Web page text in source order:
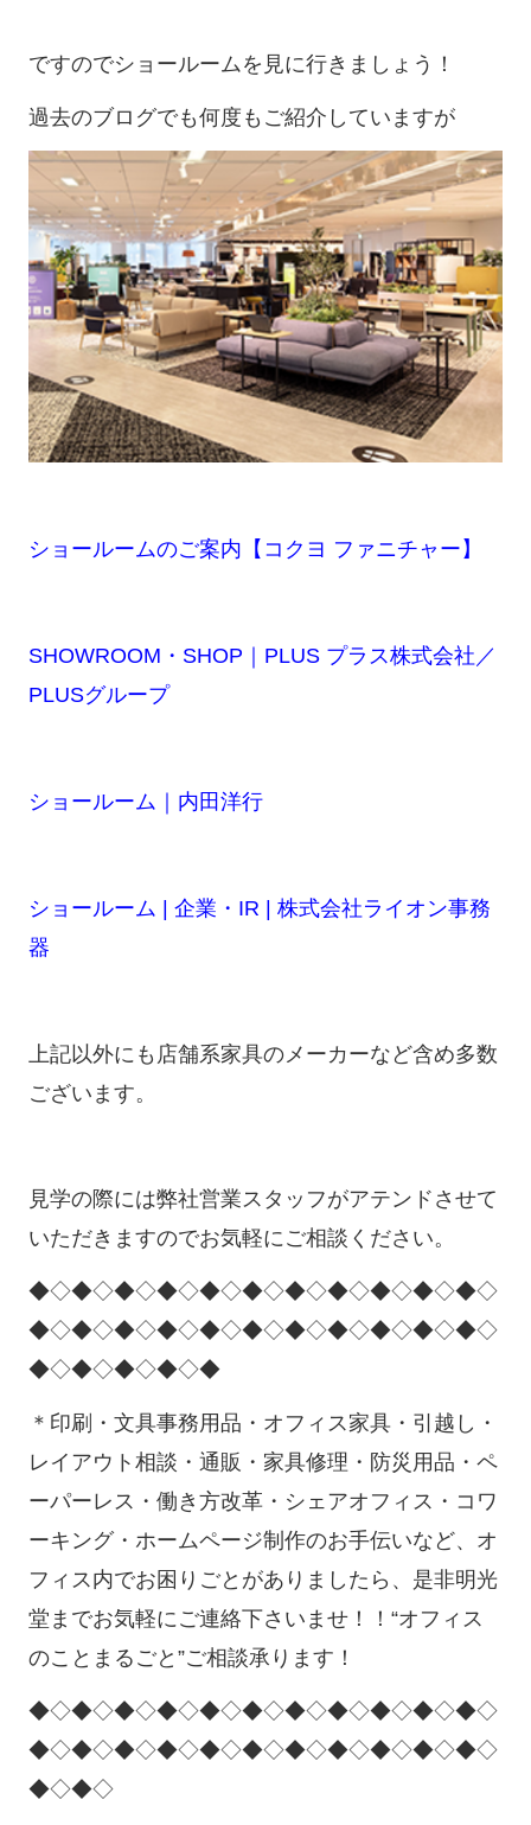
ですのでショールームを見に行きましょう！
過去のブログでも何度もご紹介していますが
ショールームのご案内【コクヨ ファニチャー】
SHOWROOM・SHOP｜PLUS プラス株式会社／
PLUSグループ
ショールーム｜内田洋行
ショールーム | 企業・IR | 株式会社ライオン事務
器
上記以外にも店舗系家具のメーカーなど含め多数
ございます。
見学の際には弊社営業スタッフがアテンドさせて
いただきますのでお気軽にご相談ください。
◆◇◆◇◆◇◆◇◆◇◆◇◆◇◆◇◆◇◆◇◆◇
◆◇◆◇◆◇◆◇◆◇◆◇◆◇◆◇◆◇◆◇◆◇
◆◇◆◇◆◇◆◇◆
＊印刷・文具事務用品・オフィス家具・引越し・
レイアウト相談・通販・家具修理・防災用品・ペ
ーパーレス・働き方改革・シェアオフィス・コワ
ーキング・ホームページ制作のお手伝いなど、オ
フィス内でお困りごとがありましたら、是非明光
堂までお気軽にご連絡下さいませ！！“オフィス
のことまるごと”ご相談承ります！
◆◇◆◇◆◇◆◇◆◇◆◇◆◇◆◇◆◇◆◇◆◇
◆◇◆◇◆◇◆◇◆◇◆◇◆◇◆◇◆◇◆◇◆◇
◆◇◆◇